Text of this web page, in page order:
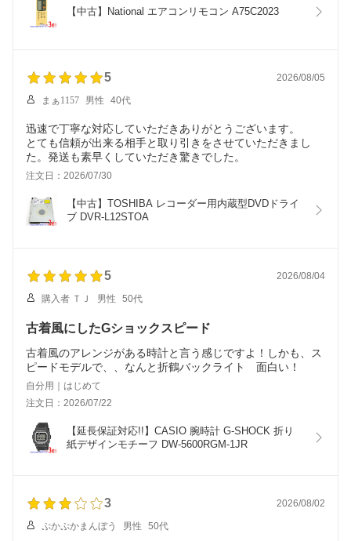
【中古】National エアコンリモコン A75C2023
5 2026/08/05
まぁ1157 男性 40代
迅速で丁寧な対応していただきありがとうございます。
とても信頼が出来る相手と取り引きをさせていただきまし
た。発送も素早くしていただき驚きでした。
注文日：2026/07/30
【中古】TOSHIBA レコーダー用内蔵型DVDドライ
ブ DVR-L12STOA
5 2026/08/04
購入者 ＴＪ 男性 50代
古着風にしたGショックスピード
古着風のアレンジがある時計と言う感じですよ！しかも、ス
ピードモデルで、、なんと折鶴バックライト 面白い！
自分用｜はじめて
注文日：2026/07/22
【延長保証対応!!】CASIO 腕時計 G-SHOCK 折り
紙デザインモチーフ DW-5600RGM-1JR
3 2026/08/02
ぷかぷかまんぼう 男性 50代